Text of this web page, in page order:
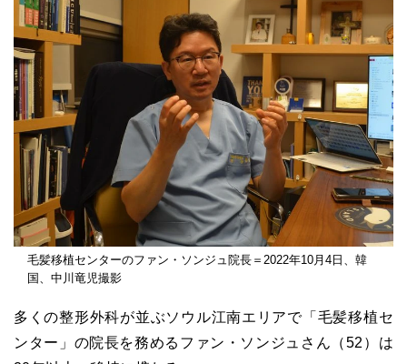
毛髪移植センターのファン・ソンジュ院長＝2022年10月4日、韓
国、中川竜児撮影
多くの整形外科が並ぶソウル江南エリアで「毛髪移植セ
ンター」の院長を務めるファン・ソンジュさん（52）は